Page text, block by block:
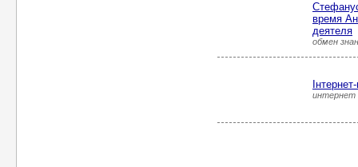
время
деятеля
обмен
интернет